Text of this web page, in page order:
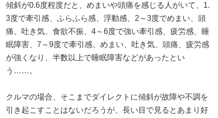
傾斜が0.6度程度だと、めまいや頭痛を感じる人がいて、1.
3度で牽引感、ふらふら感、浮動感、2～3度でめまい、頭
痛、吐き気、食欲不振、4～6度で強い牽引感、疲労感、睡
眠障害、7～9度で牽引感、めまい、吐き気、頭痛、疲労感
が強くなり、半数以上で睡眠障害などがあったとい
う……。
クルマの場合、そこまでダイレクトに傾斜が故障や不調を
引き起こすことはないだろうが、長い目で見るとあまり好